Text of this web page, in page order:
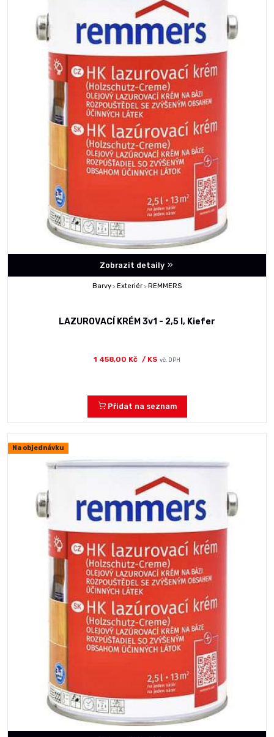
Zobrazit detaily
Barvy>Exteriér>REMMERS
LAZUROVACÍ KRÉM 3v1 - 2,5 l, Kiefer
1 458,00 Kč / KS vč. DPH
Přidat na seznam
Na objednávku